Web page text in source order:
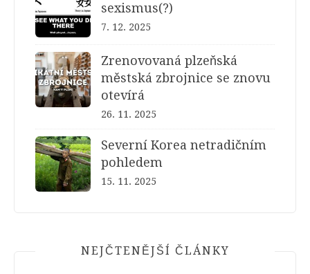
sexismus(?)
7. 12. 2025
Zrenovovaná plzeňská
městská zbrojnice se znovu
otevírá
26. 11. 2025
Severní Korea netradičním
pohledem
15. 11. 2025
NEJČTENĚJŠÍ ČLÁNKY